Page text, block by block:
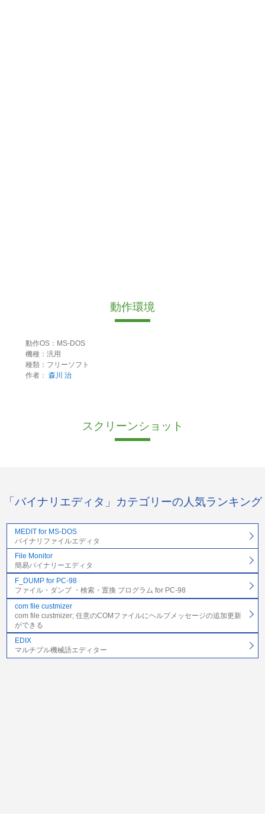
動作環境
動作OS：MS-DOS
機種：汎用
種類：フリーソフト
作者： 森川 治
スクリーンショット
「バイナリエディタ」カテゴリーの人気ランキング
MEDIT for MS-DOS
バイナリファイルエディタ
File Monitor
簡易バイナリーエディタ
F_DUMP for PC-98
ファイル・ダンプ ・検索・置換 プログラム for PC-98
com file custmizer
com file custmizer; 任意のCOMファイルにヘルプメッセージの追加更新
ができる
EDIX
マルチプル機械語エディター